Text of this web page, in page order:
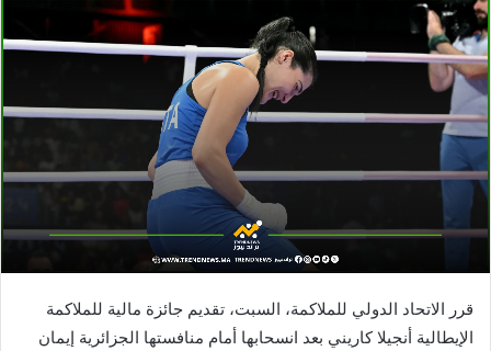
قرر الاتحاد الدولي للملاكمة، السبت، تقديم جائزة مالية للملاكمة
الإيطالية أنجيلا كاريني بعد انسحابها أمام منافستها الجزائرية إيمان